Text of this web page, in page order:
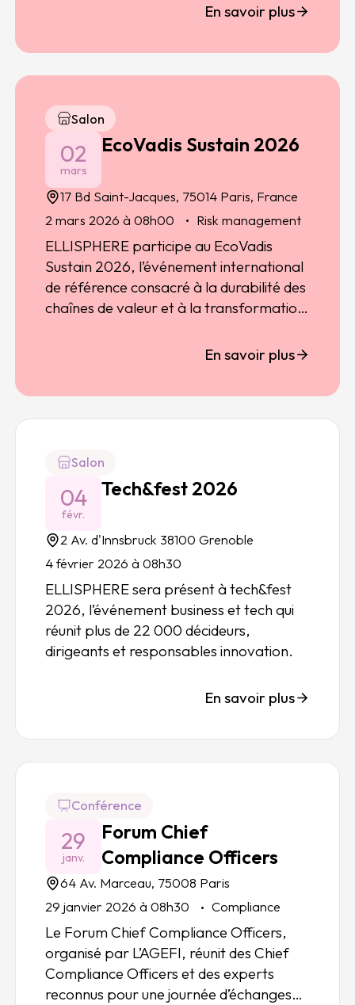
En savoir plus
Salon
02
mars
EcoVadis Sustain 2026
17 Bd Saint-Jacques, 75014 Paris, France
2 mars 2026 à 08h00
Risk management
ELLISPHERE participe au EcoVadis
Sustain 2026, l’événement international
de référence consacré à la durabilité des
chaînes de valeur et à la transformation
En savoir plus
Salon
04
févr.
Tech&fest 2026
2 Av. d'Innsbruck 38100 Grenoble
4 février 2026 à 08h30
ELLISPHERE sera présent àtech&fest
2026, l’événement business et tech qui
réunit plus de 22 000 décideurs,
dirigeants et responsables innovation.
En savoir plus
Conférence
29
janv.
Forum Chief
Compliance Officers
64 Av. Marceau, 75008 Paris
29 janvier 2026 à 08h30
Compliance
Le Forum Chief Compliance Officers,
organisé par L’AGEFI, réunit des Chief
Compliance Officers et des experts
reconnus pour une journée d’échanges